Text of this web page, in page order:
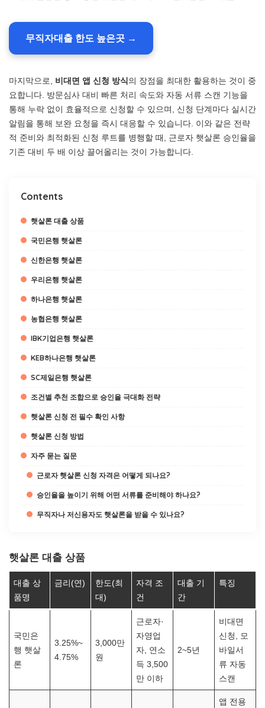
무직자대출 한도 높은곳 →
마지막으로, 비대면 앱 신청 방식의 장점을 최대한 활용하는 것이 중
요합니다. 방문심사 대비 빠른 처리 속도와 자동 서류 스캔 기능을
통해 누락 없이 효율적으로 신청할 수 있으며, 신청 단계마다 실시간
알림을 통해 보완 요청을 즉시 대응할 수 있습니다. 이와 같은 전략
적 준비와 최적화된 신청 루트를 병행할 때, 근로자 햇살론 승인율을
기존 대비 두 배 이상 끌어올리는 것이 가능합니다.
Contents
햇살론 대출 상품
국민은행 햇살론
신한은행 햇살론
우리은행 햇살론
하나은행 햇살론
농협은행 햇살론
IBK기업은행 햇살론
KEB하나은행 햇살론
SC제일은행 햇살론
조건별 추천 조합으로 승인율 극대화 전략
햇살론 신청 전 필수 확인 사항
햇살론 신청 방법
자주 묻는 질문
근로자 햇살론 신청 자격은 어떻게 되나요?
승인율을 높이기 위해 어떤 서류를 준비해야 하나요?
무직자나 저신용자도 햇살론을 받을 수 있나요?
햇살론 대출 상품
대출 상
품명
금리(연)
한도(최
대)
자격 조
건
대출 기
간
특징
국민은
행 햇살
론
3.25%~
4.75%
3,000만
원
근로자·
자영업
자, 연소
득 3,500
만 이하
2~5년
비대면
신청, 모
바일서
류 자동
스캔
앱 전용